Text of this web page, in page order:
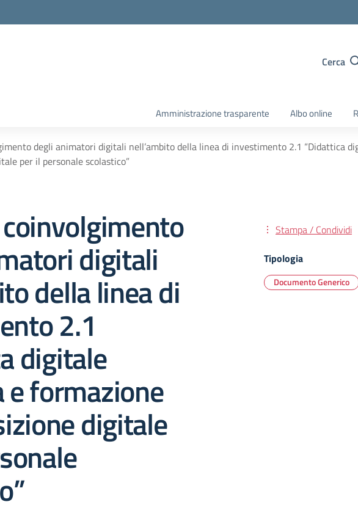
Cerca
Amministrazione trasparente Albo online
degli animatori digitali nell’ambito della linea di investimento 2.1 “Didattica
per il personale scolastico”
digitali
della linea di
2.1
digitale
formazione
digitale
Stampa / Condividi
Tipologia
Documento Generico